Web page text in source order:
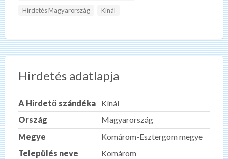
Hirdetés Magyarország
Kínál
Hirdetés adatlapja
A Hirdető szándéka
Kínál
Ország
Magyarország
Megye
Komárom-Esztergom megye
Település neve
Komárom